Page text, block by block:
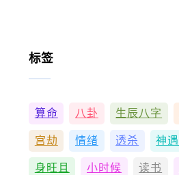
标签
算命 八卦 生辰八字
宫劫 情绪 透杀 神遇
身旺且 小时候 读书